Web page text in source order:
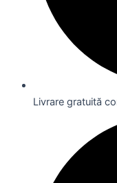
Livrare gratuită